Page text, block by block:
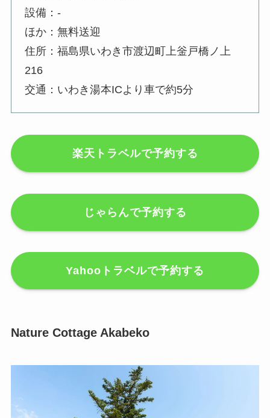
設備：-
ほか：無料送迎
住所：福島県いわき市渡辺町上釡戸橋ノ上
216
交通：いわき湯本ICより車で約5分
楽天トラベルで予約する
じゃらんで予約する
Yahooトラベルで予約する
Nature Cottage Akabeko